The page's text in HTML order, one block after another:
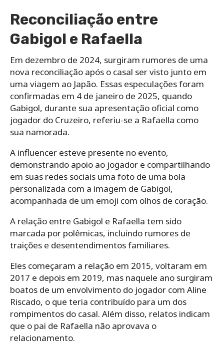
Reconciliação entre
Gabigol e Rafaella
Em dezembro de 2024, surgiram rumores de uma
nova reconciliação após o casal ser visto junto em
uma viagem ao Japão. Essas especulações foram
confirmadas em 4 de janeiro de 2025, quando
Gabigol, durante sua apresentação oficial como
jogador do Cruzeiro, referiu-se a Rafaella como
sua namorada.
A influencer esteve presente no evento,
demonstrando apoio ao jogador e compartilhando
em suas redes sociais uma foto de uma bola
personalizada com a imagem de Gabigol,
acompanhada de um emoji com olhos de coração.
A relação entre Gabigol e Rafaella tem sido
marcada por polêmicas, incluindo rumores de
traições e desentendimentos familiares.
Eles começaram a relação em 2015, voltaram em
2017 e depois em 2019, mas naquele ano surgiram
boatos de um envolvimento do jogador com Aline
Riscado, o que teria contribuído para um dos
rompimentos do casal. Além disso, relatos indicam
que o pai de Rafaella não aprovava o
relacionamento.